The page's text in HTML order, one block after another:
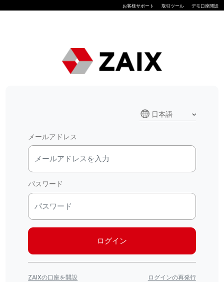
お客様サポート 取引ツール デモ口座開設
メールアドレス
パスワード
ログイン
ZAIXの口座を開設 ログインの再発行